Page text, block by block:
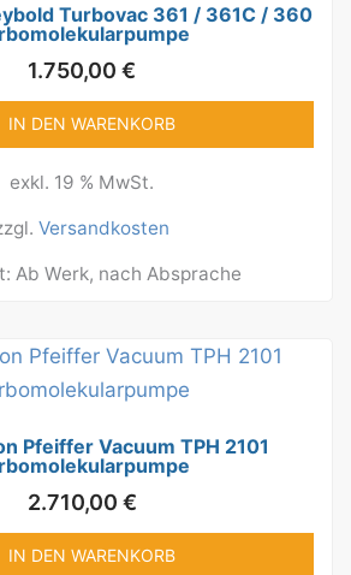
Turbovac 361 / 361C / 360
1.750,00 €
IN DEN WARENKORB
exkl. 19 % MwSt.
Versandkosten
Ab Werk, nach Absprache
Pfeiffer Vacuum TPH 2101
2.710,00 €
IN DEN WARENKORB